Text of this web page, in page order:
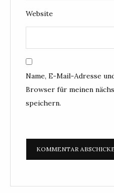
Website
Name, E-Mail-Adresse
Browser für meinen
speichern.